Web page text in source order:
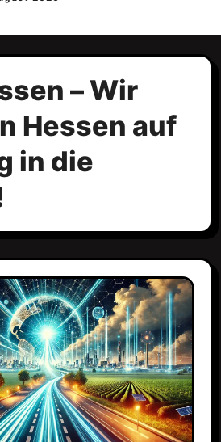
– Wir
Hessen auf
in die